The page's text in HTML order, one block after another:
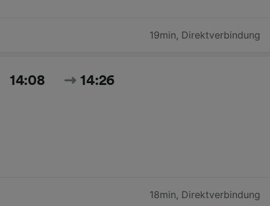
19min, Direktverbindung
14:08 14:26
18min, Direktverbindung